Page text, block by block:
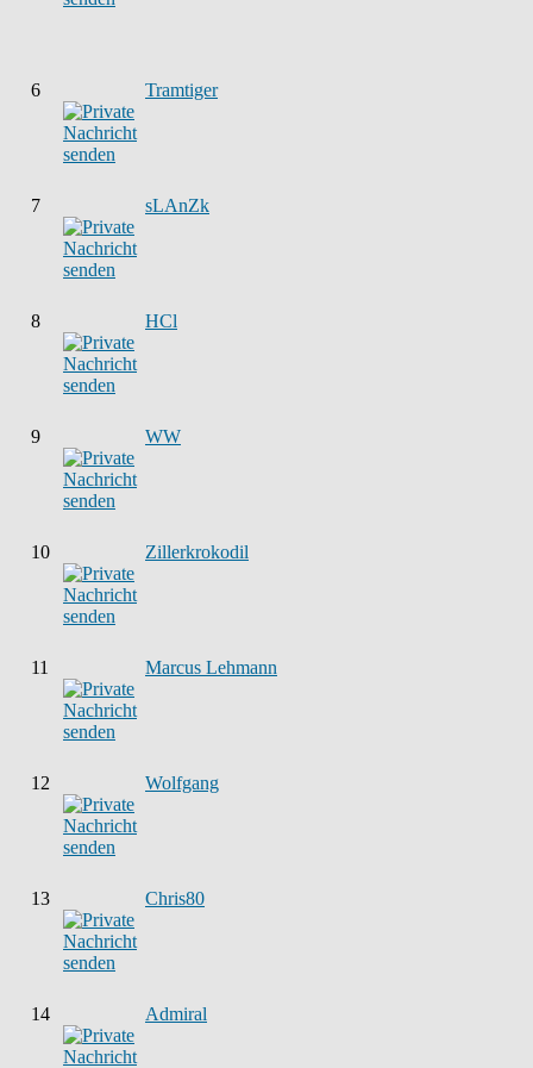
6 Tramtiger
7 sLAnZk
8 HCl
9 WW
10 Zillerkrokodil
11 Marcus Lehmann
12 Wolfgang
13 Chris80
14 Admiral